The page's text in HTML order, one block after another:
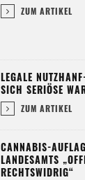
ZUM ARTIKEL
LEGALE
SICH SERIÖSE
ZUM ARTIKEL
CANNABIS-
LANDESAMTS
RECHTSWIDRIG“